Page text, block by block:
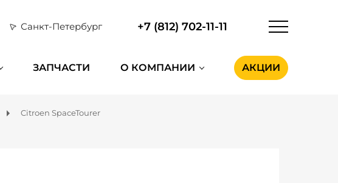
Санкт-Петербург +7 (812) 702-11-11
ЗАПЧАСТИ О КОМПАНИИ АКЦИИ
Citroen SpaceTourer